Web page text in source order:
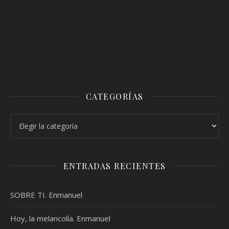
CATEGORÍAS
ENTRADAS RECIENTES
SOBRE TI. Enmanuel
Hoy, la melancolía. Enmanuel